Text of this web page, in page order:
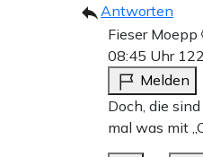
Antworten
Fieser Moepp
08:45 Uhr
Melden
Doch, die
mal was mit